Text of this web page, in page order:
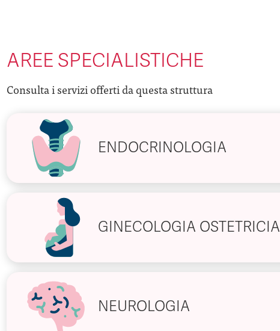
AREE SPECIALISTICHE
Consulta i servizi offerti da questa struttura
ENDOCRINOLOGIA
GINECOLOGIA OSTETRICIA
NEUROLOGIA